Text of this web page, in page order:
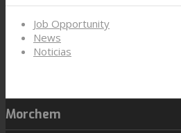
Job Opportunity
News
Noticias
Morchem